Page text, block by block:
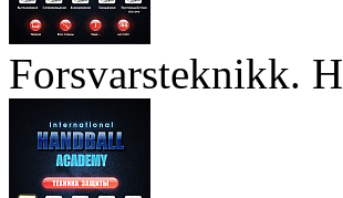
Forsvarsteknikk.